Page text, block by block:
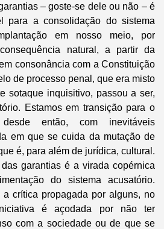
– goste-se dele ou não – é
para a consolidação do sistema
em nosso meio, por
natural, a partir da
consonância com a Constituição
de processo penal, que era misto
sotaque inquisitivo, passou a ser,
Estamos em transição para o
então, com inevitáveis
em que se cuida da mutação de
é, para além de jurídica, cultural.
garantias é a virada copérnica
do sistema acusatório.
a crítica propagada por alguns, no
é açodada por não ter
com a sociedade ou de que se